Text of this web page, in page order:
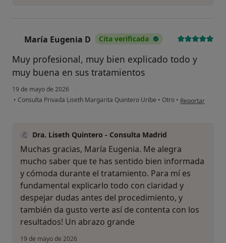
María Eugenia D Cita verificada
Muy profesional, muy bien explicado todo y
muy buena en sus tratamientos
19 de mayo de 2026
• Consulta Privada Liseth Margarita Quintero Uribe • Otro • en opinión del
Reportar
Dra. Liseth Quintero - Consulta Madrid
Muchas gracias, María Eugenia. Me alegra
mucho saber que te has sentido bien informada
y cómoda durante el tratamiento. Para mí es
fundamental explicarlo todo con claridad y
despejar dudas antes del procedimiento, y
también da gusto verte así de contenta con los
resultados! Un abrazo grande
19 de mayo de 2026